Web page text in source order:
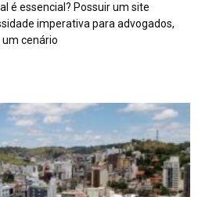
é essencial? Possuir um site
imperativa para advogados,
cenário